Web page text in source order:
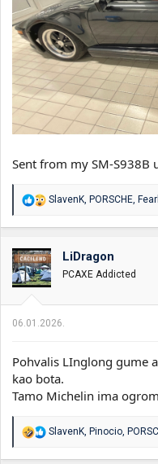
Sent from my SM-S938B
R
o
v
a
n
j
:
SlavenK PORSCHE
LiDragon
PCAXE Addicted
06.01.2026.
Pohvalis LInglong gume
kao bota.
Tamo Michelin ima
R
a
SlavenK, Pinocio,